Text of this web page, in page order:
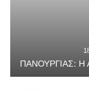
ΠΑΝΟΥΡΓΙΑΣ: Η